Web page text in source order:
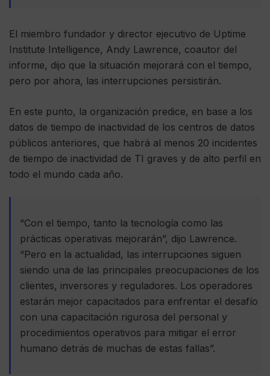
El miembro fundador y director ejecutivo de Uptime
Institute Intelligence, Andy Lawrence, coautor del
informe, dijo que la situación mejorará con el tiempo,
pero por ahora, las interrupciones persistirán.
En este punto, la organización predice, en base a los
datos de tiempo de inactividad de los centros de datos
públicos anteriores, que habrá al menos 20 incidentes
de tiempo de inactividad de TI graves y de alto perfil en
todo el mundo cada año.
“Con el tiempo, tanto la tecnología como las
prácticas operativas mejorarán”, dijo Lawrence.
“Pero en la actualidad, las interrupciones siguen
siendo una de las principales preocupaciones de los
clientes, inversores y reguladores. Los operadores
estarán mejor capacitados para enfrentar el desafío
con una capacitación rigurosa del personal y
procedimientos operativos para mitigar el error
humano detrás de muchas de estas fallas”.